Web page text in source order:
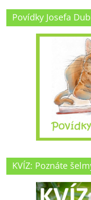
Povídky Josefa
KVÍZ: Poznáte